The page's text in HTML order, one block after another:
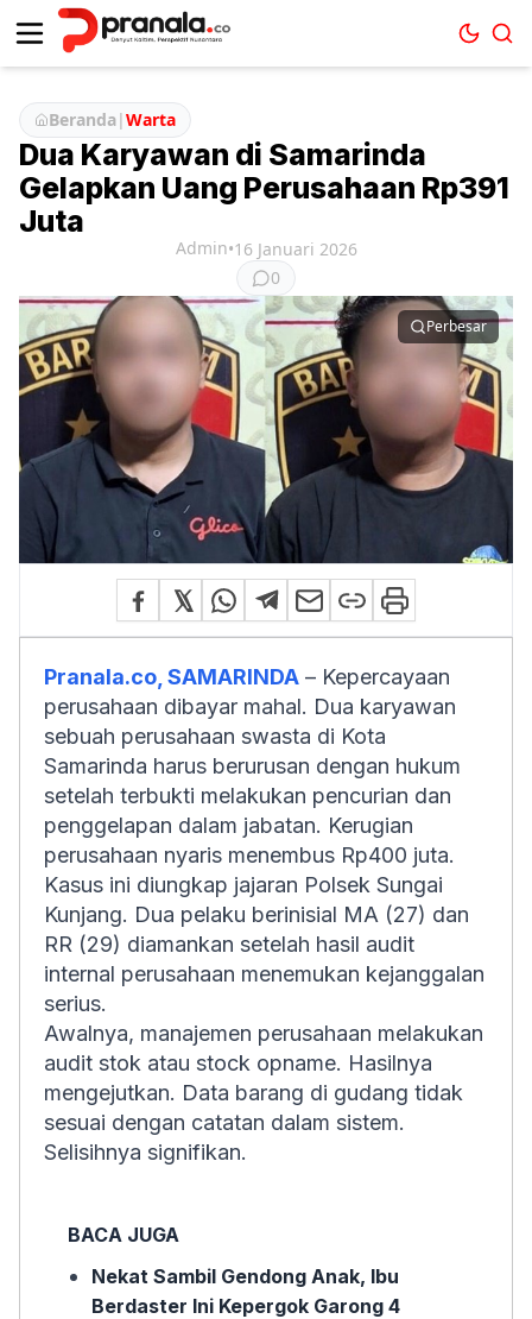
Beranda|Warta
Dua Karyawan di Samarinda
Gelapkan Uang Perusahaan Rp391
Juta
Admin•16 Januari 2026
0
Perbesar
Pranala.co, SAMARINDA – Kepercayaan
perusahaan dibayar mahal. Dua karyawan
sebuah perusahaan swasta di Kota
Samarinda harus berurusan dengan hukum
setelah terbukti melakukan pencurian dan
penggelapan dalam jabatan. Kerugian
perusahaan nyaris menembus Rp400 juta.
Kasus ini diungkap jajaran Polsek Sungai
Kunjang. Dua pelaku berinisial MA (27) dan
RR (29) diamankan setelah hasil audit
internal perusahaan menemukan kejanggalan
serius.
Awalnya, manajemen perusahaan melakukan
audit stok atau stock opname. Hasilnya
mengejutkan. Data barang di gudang tidak
sesuai dengan catatan dalam sistem.
Selisihnya signifikan.
BACA JUGA
Nekat Sambil Gendong Anak, Ibu
Berdaster Ini Kepergok Garong 4